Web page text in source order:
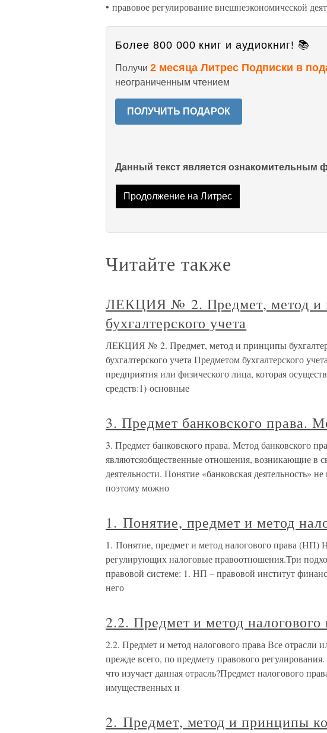
• правовое регулирование внешнеэкономической
Более 800 000 книг и аудиокниг! 📚
Получи 2 месяца Литрес Подписки в
неограниченным чтением
ПОЛУЧИТЬ ПОДАРОК
Данный текст является ознакомительным
Продолжение на Литрес
Читайте также
ЛЕКЦИЯ № 2. Предмет, метод и
бухгалтерского учета
ЛЕКЦИЯ № 2. Предмет, метод и принципы
бухгалтерского учета Предметом бухгалтерского
предприятия или физического лица, которая
средств:1) основные
3. Предмет банковского права.
3. Предмет банковского права. Метод банковского
являютсяобщественные отношения, возникающие в
деятельности. Понятие «банковская деятельность»
поэтому можно
1. Понятие, предмет и метод
1. Понятие, предмет и метод налогового права
регулирующих налоговые правоотношения.Три
правовой системе: 1. НП – правовой институт
него
2.2. Предмет и метод налогового
2.2. Предмет и метод налогового права Все отрасли
прежде всего, по предмету правового
что изучает данная отрасль?Предмет налогового
имущественных и
2. Предмет, метод и принципы